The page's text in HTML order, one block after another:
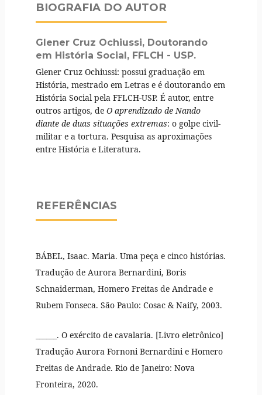
BIOGRAFIA DO AUTOR
Glener Cruz Ochiussi, Doutorando
em História Social, FFLCH - USP.
Glener Cruz Ochiussi: possui graduação em
História, mestrado em Letras e é doutorando em
História Social pela FFLCH-USP. É autor, entre
outros artigos, deO aprendizado de Nando
diante de duas situações extremas: o golpe civil-
militar e a tortura. Pesquisa as aproximações
entre História e Literatura.
REFERÊNCIAS
BÁBEL, Isaac. Maria. Uma peça e cinco histórias.
Tradução de Aurora Bernardini, Boris
Schnaiderman, Homero Freitas de Andrade e
Rubem Fonseca. São Paulo: Cosac & Naify, 2003.
______. O exército de cavalaria. [Livro eletrônico]
Tradução Aurora Fornoni Bernardini e Homero
Freitas de Andrade. Rio de Janeiro: Nova
Fronteira, 2020.